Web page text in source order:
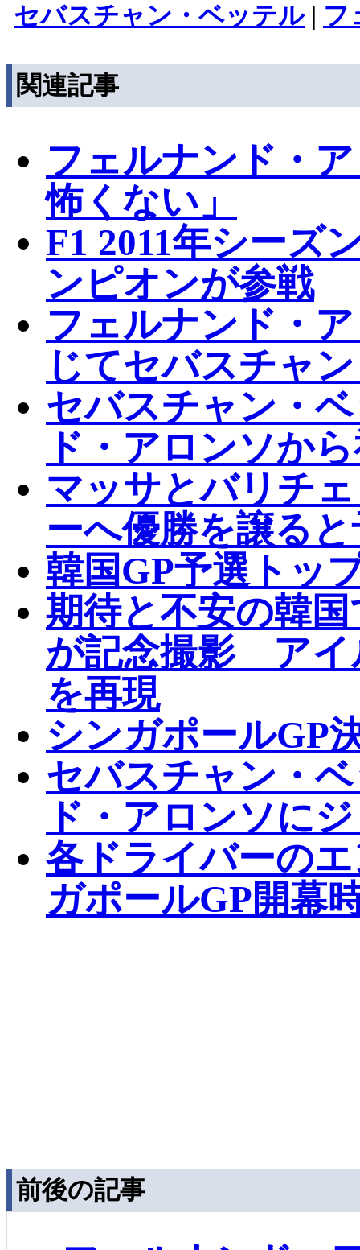
セバスチャン・ベッテル| フ
関連記事
フェルナンド・
怖くない」
F1 2011年シーズ
ンピオンが参戦
フェルナンド・
じてセバスチャ
セバスチャン・
ド・アロンソか
マッサとバリチ
ーへ優勝を譲る
韓国GP予選トッ
期待と不安の韓
が記念撮影 アイ
を再現
シンガポールGP
セバスチャン・
ド・アロンソに
各ドライバーの
ガポールGP開幕
前後の記事